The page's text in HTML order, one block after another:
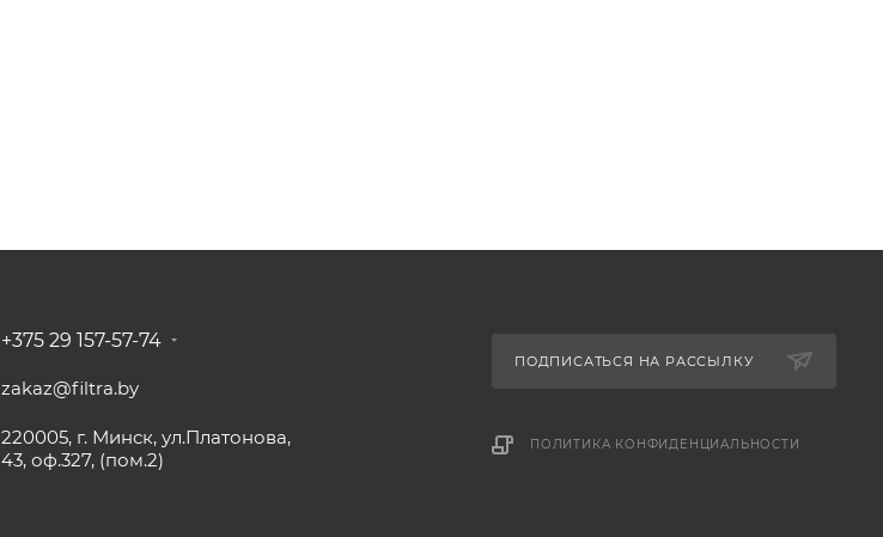
+375 29 157-57-74
zakaz@filtra.by
220005, г. Минск, ул.Платонова,
43, оф.327, (пом.2)
ПОДПИСАТЬСЯ НА РАССЫЛКУ
ПОЛИТИКА КОНФИДЕНЦИАЛЬНОСТИ